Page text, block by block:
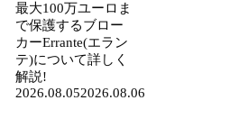
最大100万ユーロま
で保護するブロー
カーErrante(エラン
テ)について詳しく
解説!
2026.08.052026.08.06